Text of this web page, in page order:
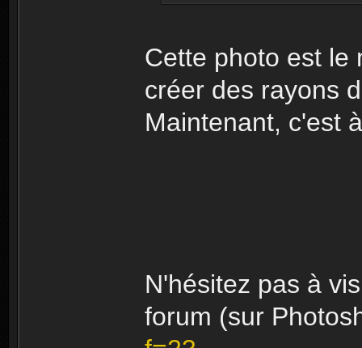
Cette photo est le
créer des rayons
Maintenant, c'est
N'hésitez pas à
forum (sur